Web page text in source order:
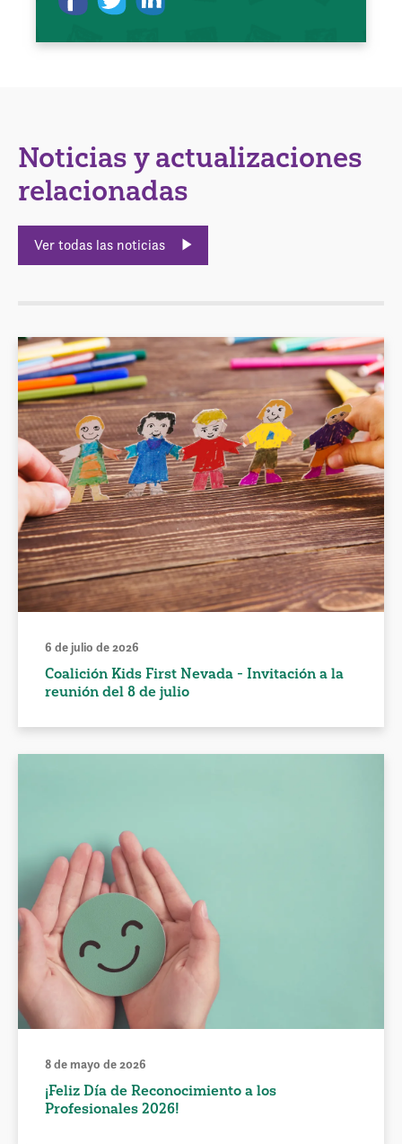
Noticias y actualizaciones
relacionadas
Ver todas las noticias
6 de julio de 2026
Coalición Kids First Nevada - Invitación a la
reunión del 8 de julio
8 de mayo de 2026
¡Feliz Día de Reconocimiento a los
Profesionales 2026!